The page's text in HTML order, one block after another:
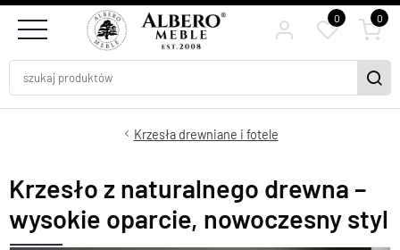
0 0
Krzesła drewniane i fotele
Krzesło z naturalnego drewna –
wysokie oparcie, nowoczesny styl